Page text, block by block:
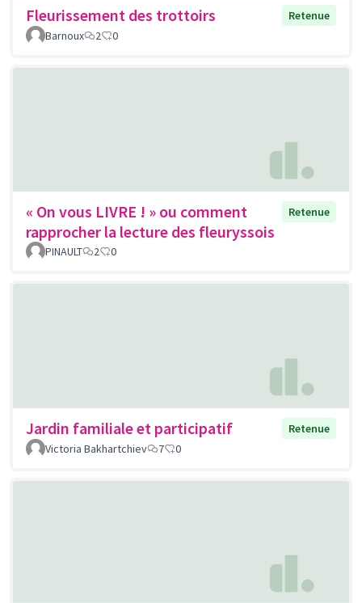
Fleurissement des trottoirs
Retenue
Barnoux
2 0
« On vous LIVRE ! » ou comment
rapprocher la lecture des fleuryssois
Retenue
PINAULT 2 0
Jardin familiale et participatif
Retenue
Victoria Bakhartchiev
7 0